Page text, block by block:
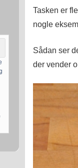
Tasken er
nogle
Sådan ser
der vender